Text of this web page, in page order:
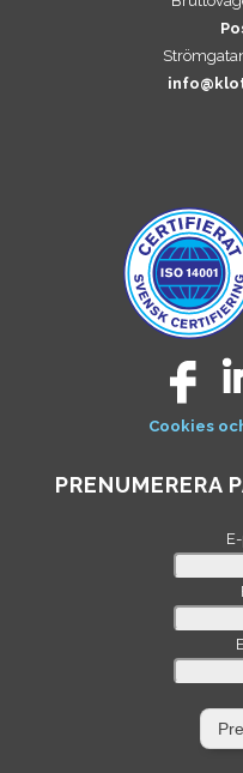
Cookies
PRENUMERERA